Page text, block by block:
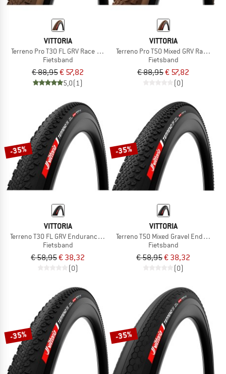
VITTORIA
Terreno Pro T30 FL GRV Race 28'' (35-622) Fold.
Fietsband
€ 88,95€ 57,82
5,0(1)
VITTORIA
Terreno Pro T50 Mixed GRV Race
Fietsband
€ 88,95€ 57,82
(0)
-35%
VITTORIA
Terreno T30 FL GRV Endurance 28'' (50-622) Fold.
Fietsband
€ 58,95€ 38,32
(0)
-35%
VITTORIA
Terreno T50 Mixed Gravel End.
Fietsband
€ 58,95€ 38,32
(0)
-35% -35%